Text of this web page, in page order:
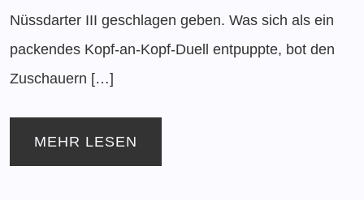
Nüssdarter III geschlagen geben. Was sich als ein
packendes Kopf-an-Kopf-Duell entpuppte, bot den
Zuschauern […]
MEHR LESEN